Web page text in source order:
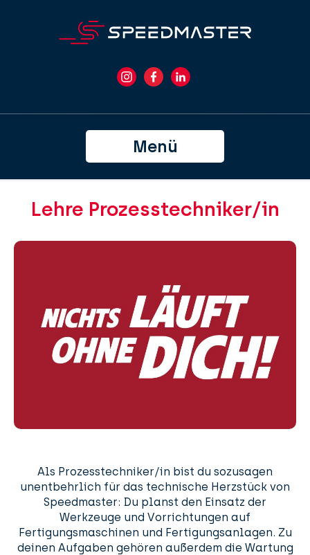
Menü
Lehre Prozesstechniker/in
Als Prozesstechniker/in bist du sozusagen
unentbehrlich für das technische Herzstück von
Speedmaster: Du planst den Einsatz der
Werkzeuge und Vorrichtungen auf
Fertigungsmaschinen und Fertigungsanlagen. Zu
deinen Aufgaben gehören außerdem die Wartung